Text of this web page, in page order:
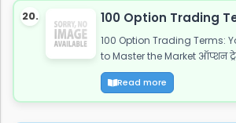
20. 100 Option Trading
100 Option Trading Terms:
to Master the Market ऑप्शन
Read more